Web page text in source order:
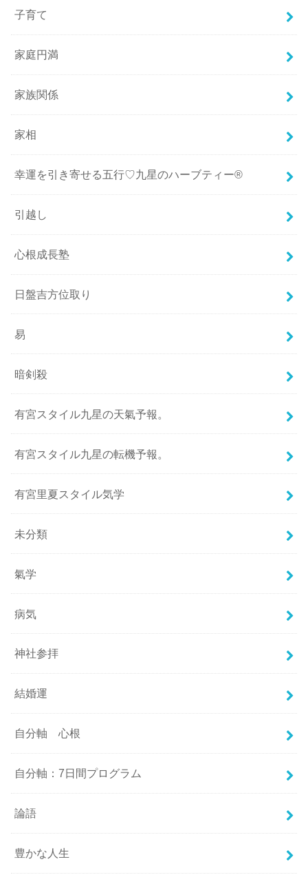
子育て
家庭円満
家族関係
家相
幸運を引き寄せる五行♡九星のハーブティー®
引越し
心根成長塾
日盤吉方位取り
易
暗剣殺
有宮スタイル九星の天氣予報。
有宮スタイル九星の転機予報。
有宮里夏スタイル気学
未分類
氣学
病気
神社参拝
結婚運
自分軸 心根
自分軸：7日間プログラム
論語
豊かな人生